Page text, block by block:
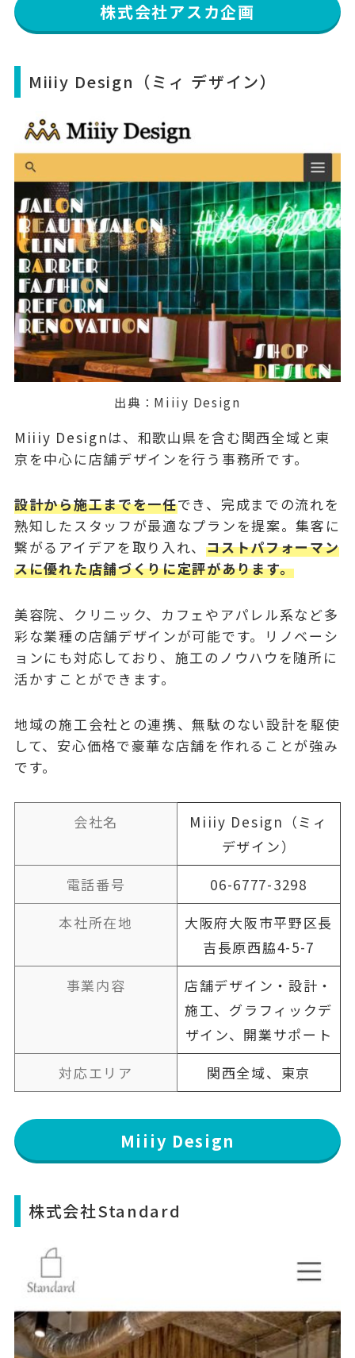
株式会社アスカ企画
Miiiy Design（ミィ デザイン）
出典： Miiiy Design
Miiiy Designは、和歌山県を含む関西全域と東
京を中心に店舗デザインを行う事務所です。
設計から施工までを一任でき、完成までの流れを
熟知したスタッフが最適なプランを提案。集客に
繋がるアイデアを取り入れ、コストパフォーマン
スに優れた店舗づくりに定評があります。
美容院、クリニック、カフェやアパレル系など多
彩な業種の店舗デザインが可能です。リノベーシ
ョンにも対応しており、施工のノウハウを随所に
活かすことができます。
地域の施工会社との連携、無駄のない設計を駆使
して、安心価格で豪華な店舗を作れることが強み
です。
会社名
Miiiy Design（ミィ
デザイン）
電話番号
06-6777-3298
本社所在地
大阪府大阪市平野区長
吉長原西脇4-5-7
事業内容
店舗デザイン・設計・
施工、グラフィックデ
ザイン、開業サポート
対応エリア
関西全域、東京
Miiiy Design
株式会社Standard